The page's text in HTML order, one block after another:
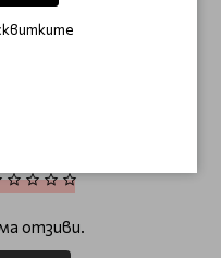
Bronzecran
отзиви.